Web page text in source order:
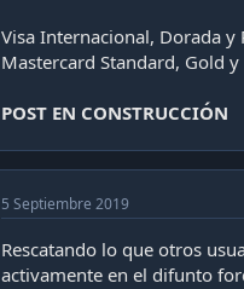
Visa Internacional, Dorada y
Mastercard Standard, Gold y
POST EN CONSTRUCCIÓN
5 Septiembre 2019
Rescatando lo que otros
activamente en el difunto